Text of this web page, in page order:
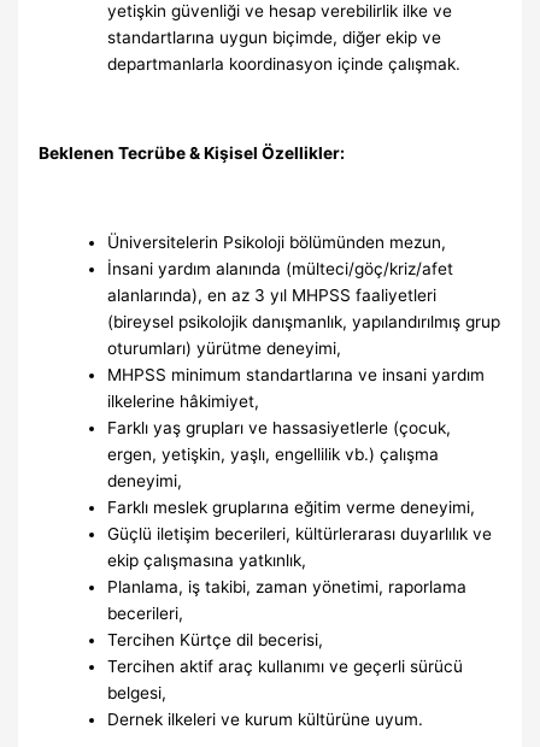
yetişkin güvenliği ve hesap verebilirlik ilke ve
standartlarına uygun biçimde, diğer ekip ve
departmanlarla koordinasyon içinde çalışmak.
Beklenen Tecrübe & Kişisel Özellikler:
Üniversitelerin Psikoloji bölümünden mezun,
İnsani yardım alanında (mülteci/göç/kriz/afet
alanlarında), en az 3 yıl MHPSS faaliyetleri
(bireysel psikolojik danışmanlık, yapılandırılmış grup
oturumları) yürütme deneyimi,
MHPSS minimum standartlarına ve insani yardım
ilkelerine hâkimiyet,
Farklı yaş grupları ve hassasiyetlerle (çocuk,
ergen, yetişkin, yaşlı, engellilik vb.) çalışma
deneyimi,
Farklı meslek gruplarına eğitim verme deneyimi,
Güçlü iletişim becerileri, kültürlerarası duyarlılık ve
ekip çalışmasına yatkınlık,
Planlama, iş takibi, zaman yönetimi, raporlama
becerileri,
Tercihen Kürtçe dil becerisi,
Tercihen aktif araç kullanımı ve geçerli sürücü
belgesi,
Dernek ilkeleri ve kurum kültürüne uyum.